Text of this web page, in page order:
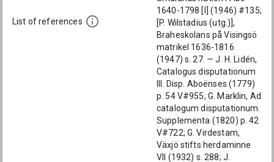
List of references
1640-1798 [I] (1946) #135;
[P. Wilstadius (utg.)],
Braheskolans på Visingsö
matrikel 1636-1816
(1947) s. 27. — J. H. Lidén,
Catalogus disputationum
III. Disp. Aboënses (1779)
p. 54 V#955; G. Marklin, Ad
catalogum disputationum.
Supplementa (1820) p. 42
V#722; G. Virdestam,
Växjö stifts herdaminne
VII (1932) s. 288; J.